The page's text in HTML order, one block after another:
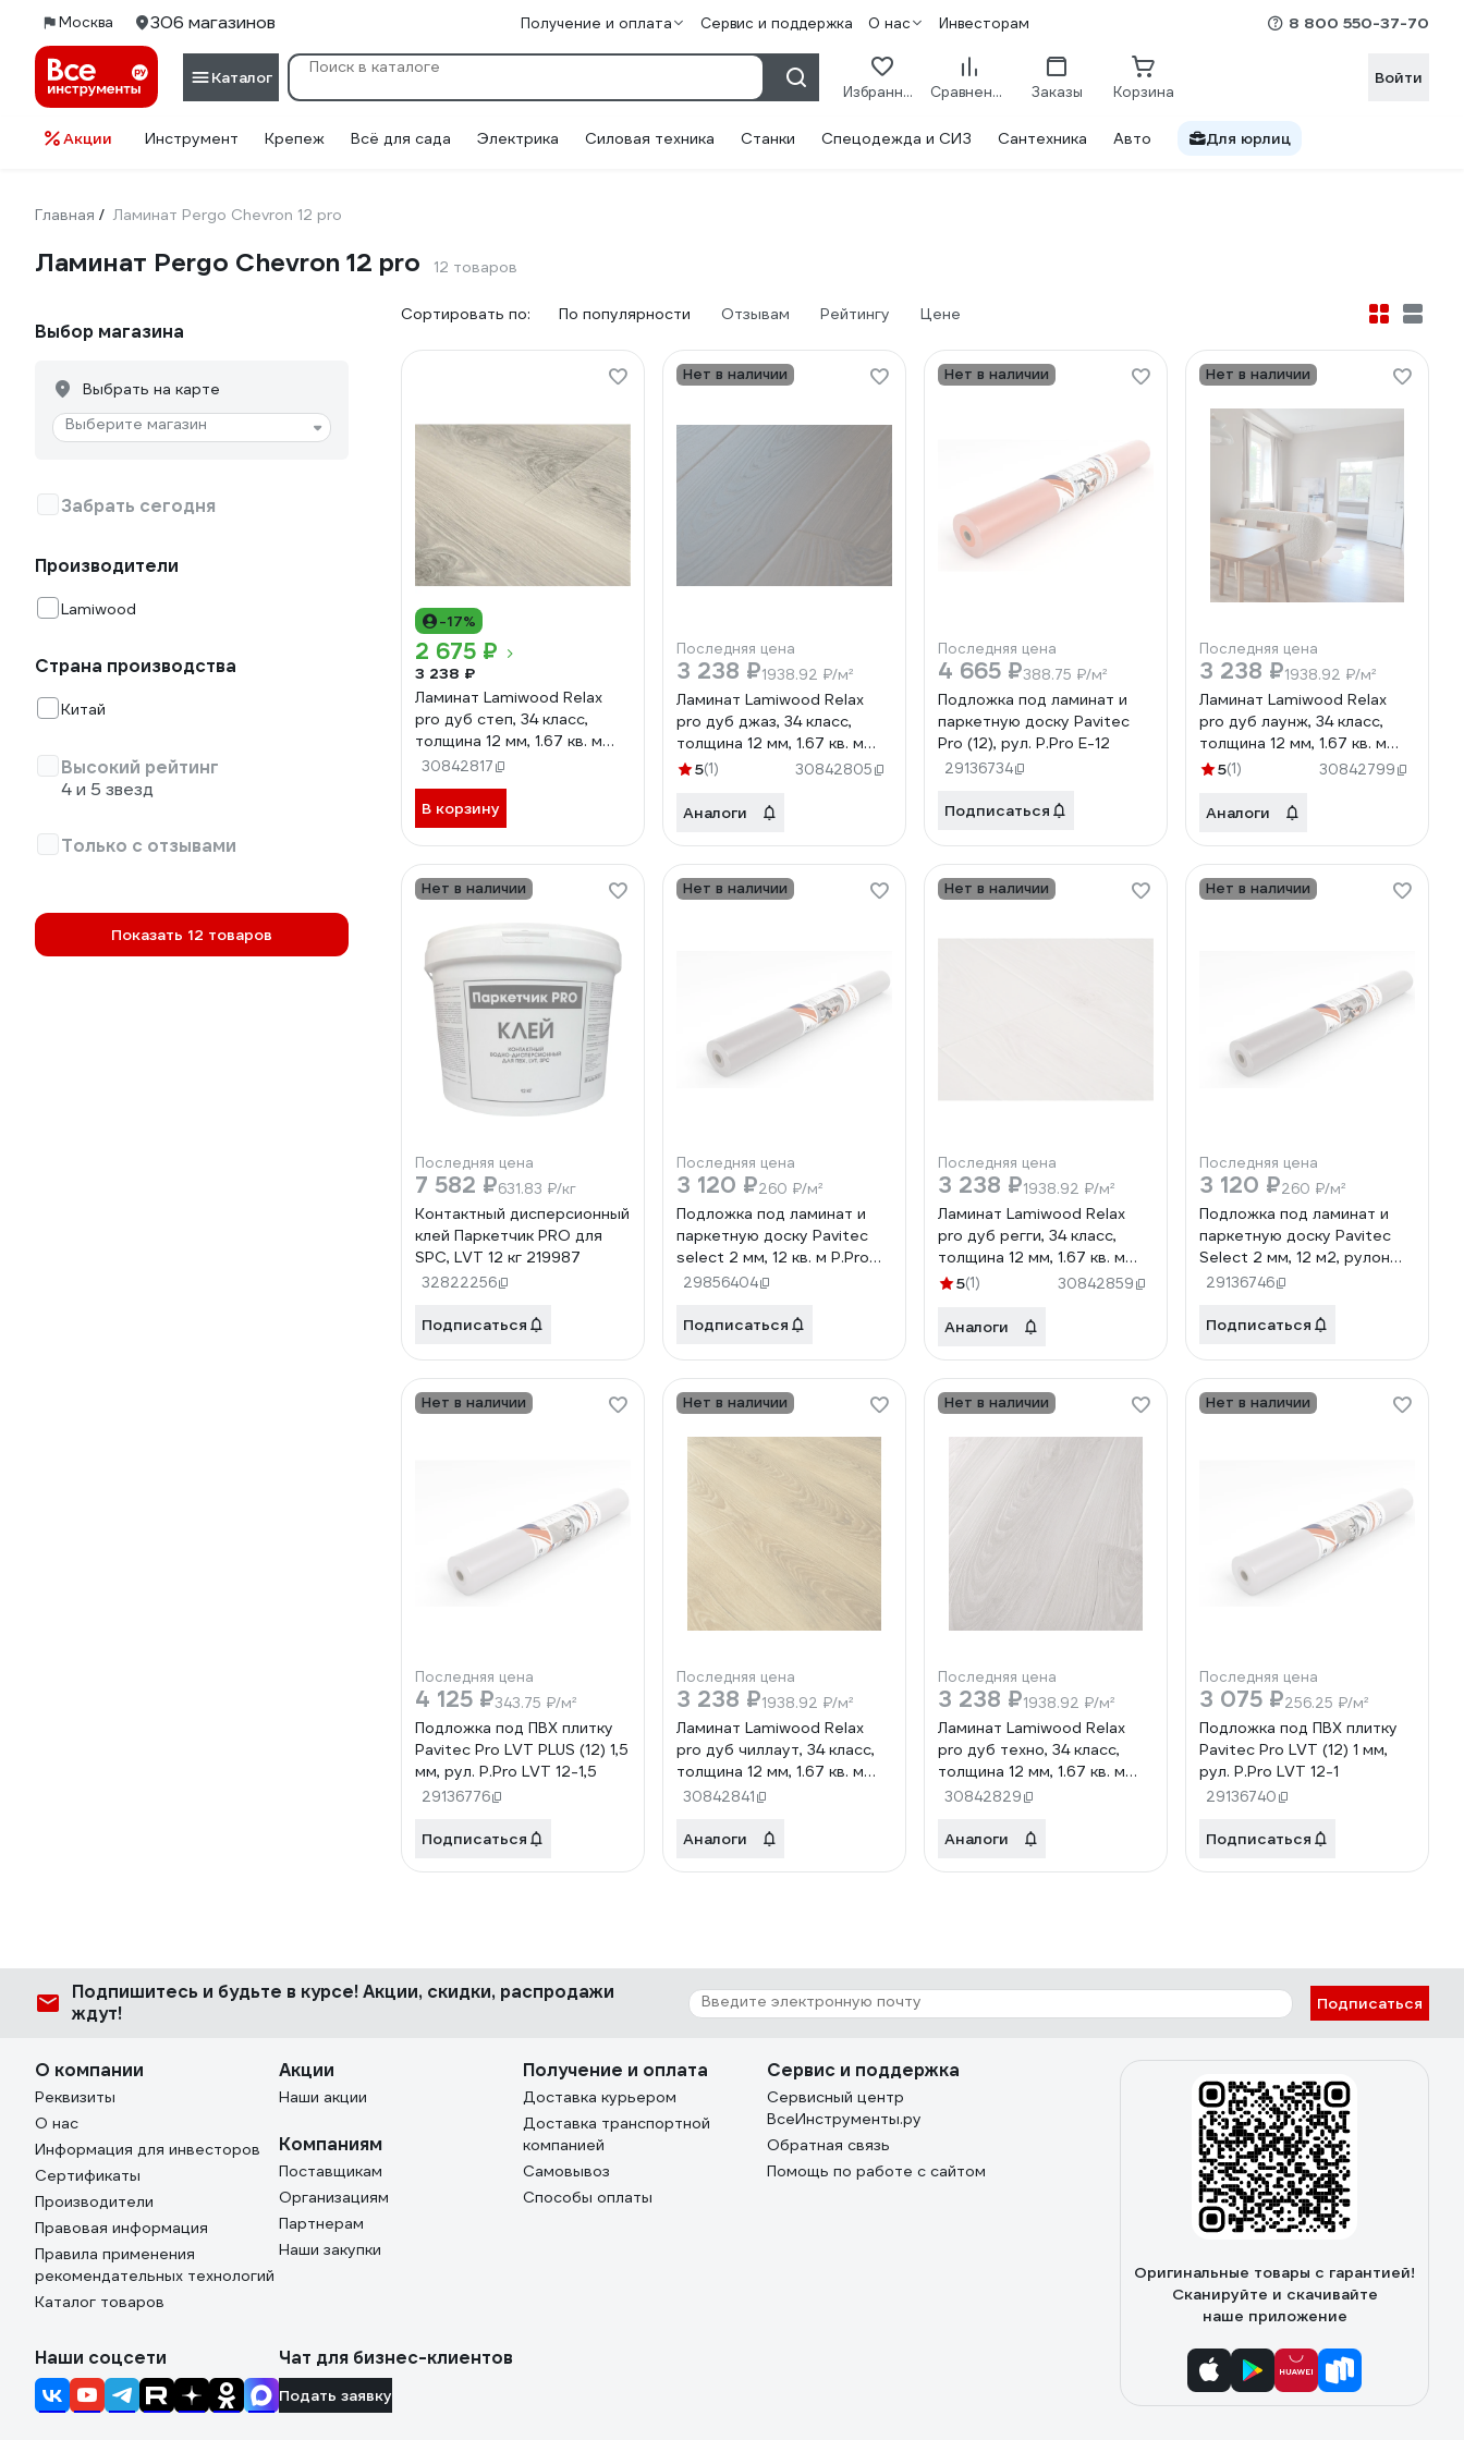
Москва 306 магазинов Получение и оплата Сервис и поддержка О нас Инвесторам 8 800 550-37-70
Каталог
Избранное Сравнение Заказы Корзина
Войти
Акции Инструмент Крепеж Всё для сада Электрика Силовая техника Станки Спецодежда и СИЗ Сантехника Авто Для юрлиц
Главная / Ламинат Pergo Chevron 12 pro
Ламинат Pergo Chevron 12 pro 12 товаров
Выбор магазина
Выбрать на карте
Выберите магазин
Забрать сегодня
Производители
Lamiwood
Страна производства
Китай
Высокий рейтинг
4 и 5 звезд
Только с отзывами
Показать 12 товаров
Сортировать по: По популярности Отзывам Рейтингу Цене
-17%
2 675 ₽
3 238 ₽
Ламинат Lamiwood Relax
pro дуб степ, 34 класс,
толщина 12 мм, 1.67 кв. м
1207
30842817
В корзину
Нет в наличии
Последняя цена
3 238 ₽1938.92 ₽/м²
Ламинат Lamiwood Relax
pro дуб джаз, 34 класс,
толщина 12 мм, 1.67 кв. м
1206
5(1) 30842805
Аналоги
Нет в наличии
Последняя цена
4 665 ₽388.75 ₽/м²
Подложка под ламинат и
паркетную доску Pavitec
Pro (12), рул. P.Pro E-12
29136734
Подписаться
Нет в наличии
Последняя цена
3 238 ₽1938.92 ₽/м²
Ламинат Lamiwood Relax
pro дуб лаунж, 34 класс,
толщина 12 мм, 1.67 кв. м
1203
5(1) 30842799
Аналоги
Нет в наличии
Последняя цена
7 582 ₽631.83 ₽/кг
Контактный дисперсионный
клей Паркетчик PRO для
SPC, LVT 12 кг 219987
32822256
Подписаться
Нет в наличии
Последняя цена
3 120 ₽260 ₽/м²
Подложка под ламинат и
паркетную доску Pavitec
select 2 мм, 12 кв. м P.Pro
Select 12 New
29856404
Подписаться
Нет в наличии
Последняя цена
3 238 ₽1938.92 ₽/м²
Ламинат Lamiwood Relax
pro дуб регги, 34 класс,
толщина 12 мм, 1.67 кв. м
1205
5(1) 30842859
Аналоги
Нет в наличии
Последняя цена
3 120 ₽260 ₽/м²
Подложка под ламинат и
паркетную доску Pavitec
Select 2 мм, 12 м2, рулон
P.Pro Select 12
29136746
Подписаться
Нет в наличии
Последняя цена
4 125 ₽343.75 ₽/м²
Подложка под ПВХ плитку
Pavitec Pro LVT PLUS (12) 1,5
мм, рул. P.Pro LVT 12-1,5
29136776
Подписаться
Нет в наличии
Последняя цена
3 238 ₽1938.92 ₽/м²
Ламинат Lamiwood Relax
pro дуб чиллаут, 34 класс,
толщина 12 мм, 1.67 кв. м
1201
30842841
Аналоги
Нет в наличии
Последняя цена
3 238 ₽1938.92 ₽/м²
Ламинат Lamiwood Relax
pro дуб техно, 34 класс,
толщина 12 мм, 1.67 кв. м
1202
30842829
Аналоги
Нет в наличии
Последняя цена
3 075 ₽256.25 ₽/м²
Подложка под ПВХ плитку
Pavitec Pro LVT (12) 1 мм,
рул. P.Pro LVT 12-1
29136740
Подписаться
Подпишитесь и будьте в курсе! Акции, скидки, распродажи
ждут!
Подписаться
О компании
Реквизиты
О нас
Информация для инвесторов
Сертификаты
Производители
Правовая информация
Правила применения
рекомендательных технологий
Каталог товаров
Акции
Наши акции
Компаниям
Поставщикам
Организациям
Партнерам
Наши закупки
Получение и оплата
Доставка курьером
Доставка транспортной
компанией
Самовывоз
Способы оплаты
Сервис и поддержка
Сервисный центр
ВсеИнструменты.ру
Обратная связь
Помощь по работе с сайтом
Оригинальные товары с гарантией!
Сканируйте и скачивайте
наше приложение
Наши соцсети Чат для бизнес-клиентов
Подать заявку